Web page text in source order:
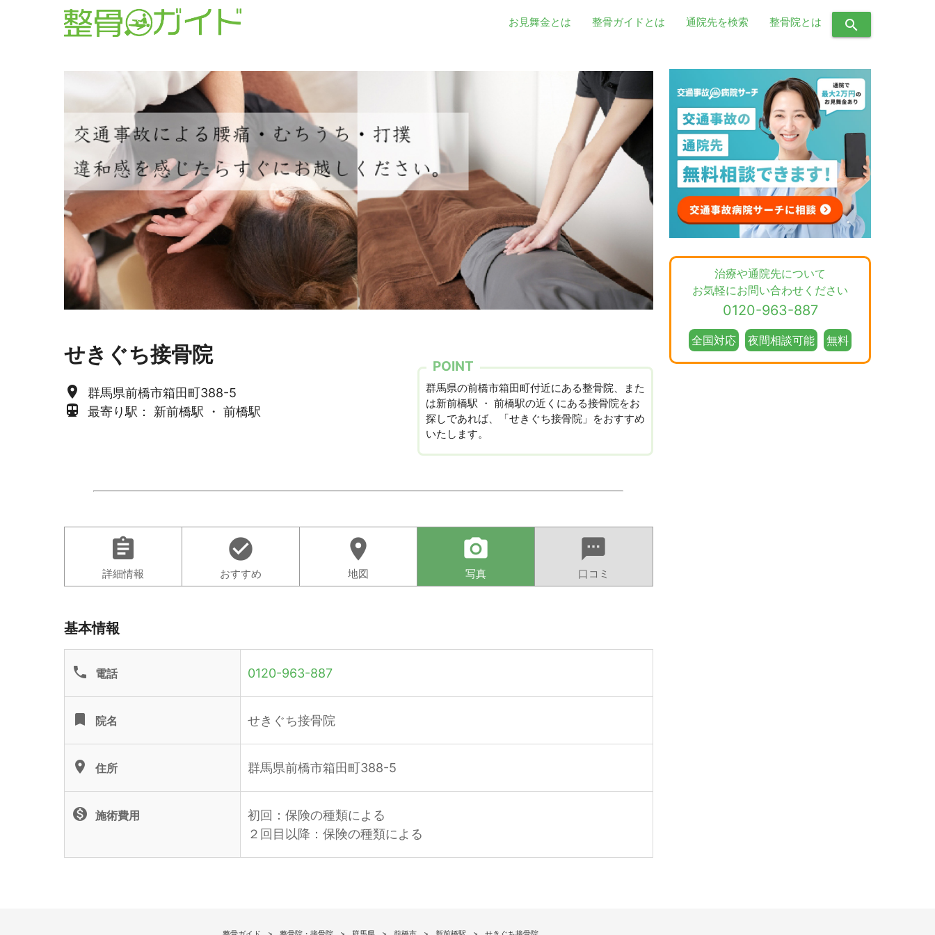
お見舞金とは 整骨ガイドとは 通院先を検索 整骨院とは search
せきぐち接骨院
place 群馬県前橋市箱田町388-5
directions_subway 最寄り駅： 新前橋駅 ・ 前橋駅
POINT
群馬県の前橋市箱田町付近にある整骨院、また
は新前橋駅 ・ 前橋駅の近くにある接骨院をお
探しであれば、「せきぐち接骨院」をおすすめ
いたします。
assignment
詳細情報
check_circle
おすすめ
location_on
地図
camera_alt
写真
sms
口コミ
基本情報
phone 電話 0120-963-887
turned_in 院名 せきぐち接骨院
location_on 住所 群馬県前橋市箱田町388-5
monetization_on 施術費用
初回：保険の種類による
２回目以降：保険の種類による
治療や通院先について
お気軽にお問い合わせください
0120-963-887
全国対応 夜間相談可能 無料